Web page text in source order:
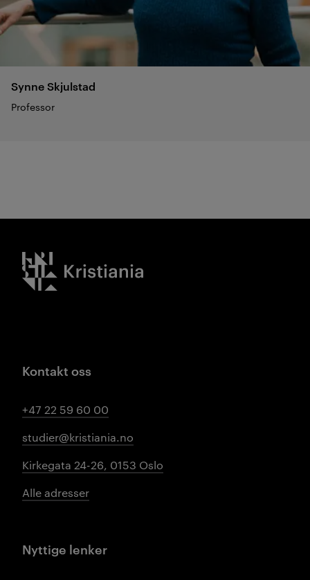
SynneSkjulstad
Professor
Kristiania logo
Kontakt oss
+47 22 59 60 00
studier@kristiania.no
Kirkegata 24-26, 0153 Oslo
Alle adresser
Nyttige lenker